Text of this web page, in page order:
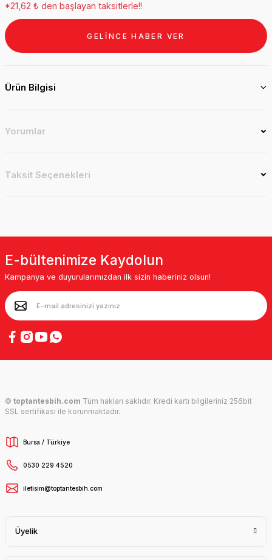
*21,62 ₺ den başlayan taksitlerle!!
GELİNCE HABER VER
Ürün Bilgisi
Yorumlar
Taksit Seçenekleri
E-bültenimize Kaydolun
Kampanya ve duyurularımızdan ilk sizin haberiniz olsun!
© toptantesbih.com Tüm hakları saklıdır. Kredi kartı bilgileriniz 256bit
SSL sertifikası ile korunmaktadır.
Bursa / Türkiye
0530 229 4520
iletisim@toptantesbih.com
Üyelik